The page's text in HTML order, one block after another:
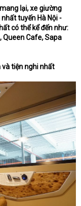
lại, xe giường
tuyến Hà Nội -
có thể kể đến như:
Queen Cafe, Sapa
và tiện nghi nhất